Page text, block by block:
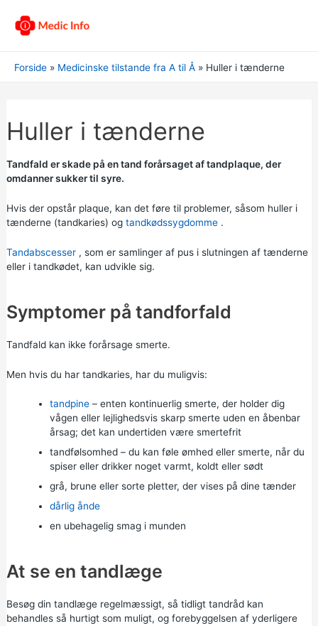
Forside Medicinske tilstande fra A til Å Huller i tænderne
Huller i tænderne
Tandfald er skade på en tand forårsaget af tandplaque, der
omdanner sukker til syre.
Hvis der opstår plaque, kan det føre til problemer, såsom huller i
tænderne (tandkaries) og tandkødssygdomme.
Tandabscesser, som er samlinger af pus i slutningen af tænderne
eller i tandkødet, kan udvikle sig.
Symptomer på tandforfald
Tandfald kan ikke forårsage smerte.
Men hvis du har tandkaries, har du muligvis:
tandpine– enten kontinuerlig smerte, der holder dig
vågen eller lejlighedsvis skarp smerte uden en åbenbar
årsag; det kan undertiden være smertefrit
tandfølsomhed – du kan føle ømhed eller smerte, når du
spiser eller drikker noget varmt, koldt eller sødt
grå, brune eller sorte pletter, der vises på dine tænder
dårlig ånde
en ubehagelig smag i munden
At se en tandlæge
Besøg din tandlæge regelmæssigt, så tidligt tandråd kan
behandles så hurtigt som muligt, og forebyggelsen af yderligere